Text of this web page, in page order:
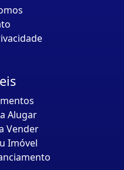
Alugar
Vender
Imóvel